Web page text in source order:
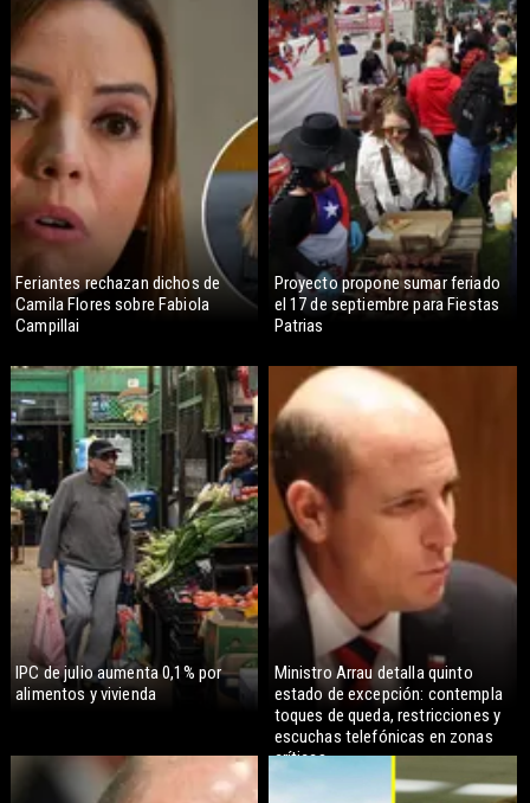
Feriantes rechazan dichos de
Camila Flores sobre Fabiola
Campillai
Proyecto propone sumar feriado
el 17 de septiembre para Fiestas
Patrias
IPC de julio aumenta 0,1% por
alimentos y vivienda
Ministro Arrau detalla quinto
estado de excepción: contempla
toques de queda, restricciones y
escuchas telefónicas en zonas
críticas